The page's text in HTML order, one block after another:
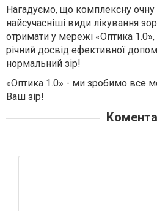
Нагадуємо, що комплексну очну
найсучасніші види лікування
отримати у мережі «Оптика
річний досвід ефективної
нормальний зір!
«Оптика 1.0» - ми зробимо все
Ваш зір!